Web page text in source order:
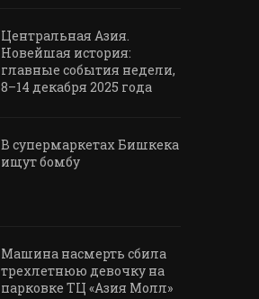
Центральная Азия.
Новейшая история:
главные события недели,
8–14 декабря 2025 года
В супермаркетах Бишкека
ищут бомбу
Машина насмерть сбила
трехлетнюю девочку на
парковке ТЦ «Азия Молл»